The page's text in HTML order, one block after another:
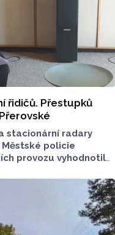
řidičů. Přestupků
stacionární radary
policie
provozu vyhodnotila
prvním měsícům
až o polovinu.
musela Městská
v pocastu Radia
mluvčí MPO Petr